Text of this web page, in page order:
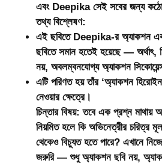
এবং Deepika সেই সবের জন্য
তথ্য বিশ্লেষণ:
এই ছবিতে Deepika-র অ্যাকশন
ছবিতে সমান হতেই হয়েছে — অর্থাৎ,
নয়, অবলম্বনযোগ্য অ্যাকশন
এটি পরিণত হয় তাঁর ‘অ্যাকশন
নেওয়ার ক্ষেত্রে।
চিন্তার বিষয়: তবে এক প্রশ্ন মাথায়
নিয়মিত হলে কি অভিনেত্রীর চরিত্র
থেকেও বিচ্যুত হতে পারে? এখানে
জরুরি — শুধু অ্যাকশন ছবি নয়,